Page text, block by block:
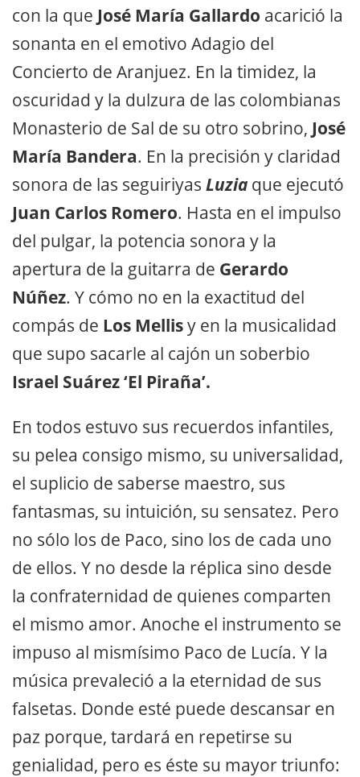
con la que José María Gallardo acarició la
sonanta en el emotivo Adagio del
Concierto de Aranjuez. En la timidez, la
oscuridad y la dulzura de las colombianas
Monasterio de Sal de su otro sobrino, José
María Bandera. En la precisión y claridad
sonora de las seguiriyas Luzia que ejecutó
Juan Carlos Romero. Hasta en el impulso
del pulgar, la potencia sonora y la
apertura de la guitarra de Gerardo
Núñez. Y cómo no en la exactitud del
compás de Los Mellisy en la musicalidad
que supo sacarle al cajón un soberbio
Israel Suárez ‘El Piraña’.
En todos estuvo sus recuerdos infantiles,
su pelea consigo mismo, su universalidad,
el suplicio de saberse maestro, sus
fantasmas, su intuición, su sensatez. Pero
no sólo los de Paco, sino los de cada uno
de ellos. Y no desde la réplica sino desde
la confraternidad de quienes comparten
el mismo amor. Anoche el instrumento se
impuso al mismísimo Paco de Lucía. Y la
música prevaleció a la eternidad de sus
falsetas. Donde esté puede descansar en
paz porque, tardará en repetirse su
genialidad, pero es éste su mayor triunfo: